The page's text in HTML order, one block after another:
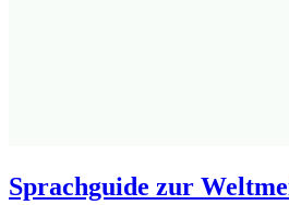
Sprachguide zur